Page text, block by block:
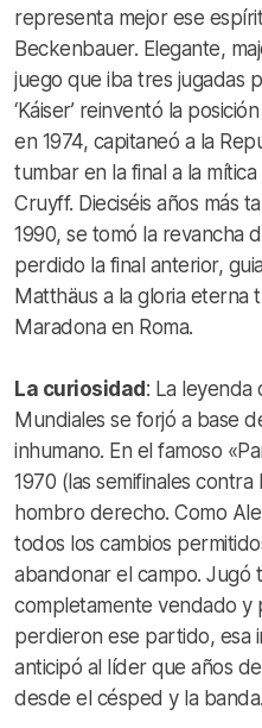
representa mejor ese
Beckenbauer. Elegante,
juego que iba tres jugadas
‘Káiser’ reinventó la
en 1974, capitaneó a la
tumbar en la final a la mítica
Cruyff. Dieciséis años más
1990, se tomó la revancha
perdido la final anterior,
Matthäus a la gloria eterna
Maradona en Roma.
La curiosidad: La leyenda
Mundiales se forjó a base
inhumano. En el famoso
1970 (las semifinales
hombro derecho. Como
todos los cambios
abandonar el campo.
completamente vendado y
perdieron ese partido, esa
anticipó al líder que años
desde el césped y la banda.